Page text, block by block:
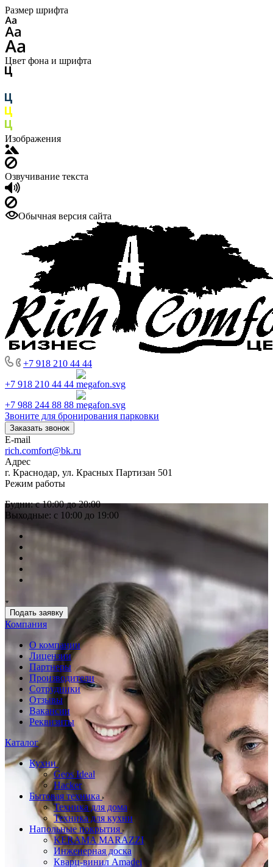
Размер шрифта
Цвет фона и шрифта
Изображения
Озвучивание текста
Обычная версия сайта
+7 918 210 44 44
+7 918 210 44 44
+7 988 244 88 88
Звоните для бронирования парковки
Заказать звонок
E-mail
rich.comfort@bk.ru
Адрес
г. Краснодар, ул. Красных Партизан 501
Режим работы
Будни: с 10:00 до 20:00
Выходные: с 10:00 до 19:00
Подать заявку
Компания
О компании
Лицензии
Партнеры
Производители
Сотрудники
Отзывы
Вакансии
Реквизиты
Каталог
Кухни
Geos Ideal
Hacker
Бытовая техника
Техника для дома
Техника для кухни
Напольные покрытия
KERAMA MARAZZI
Инженерная доска
Кварц-винил Amadei